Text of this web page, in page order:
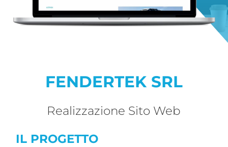
FENDERTEK SRL
Realizzazione Sito Web
IL PROGETTO